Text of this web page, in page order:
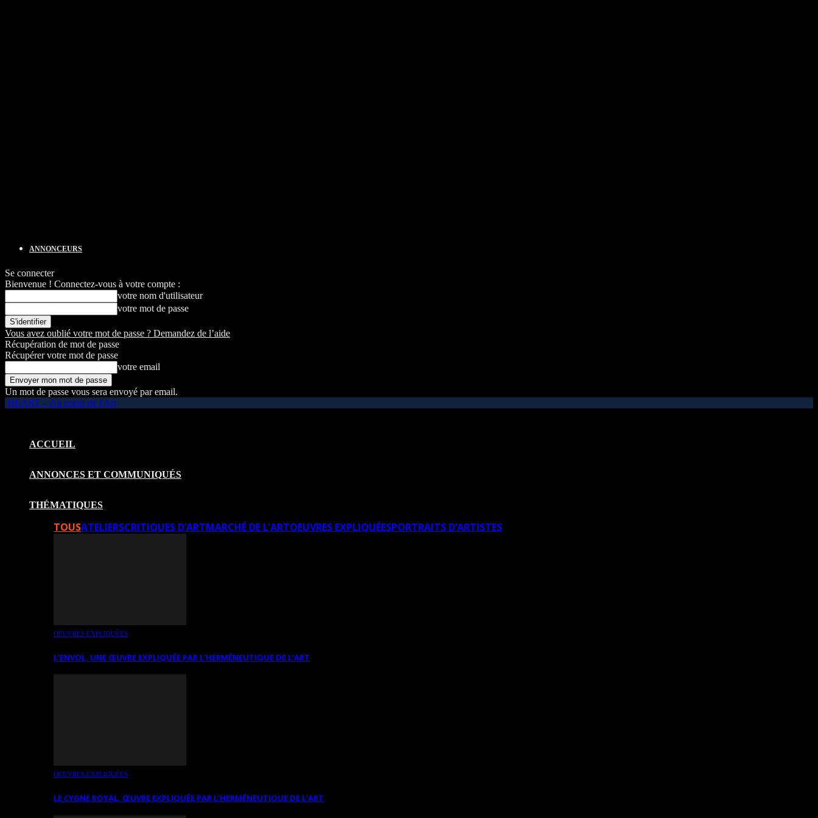
ANNONCEURS
Se connecter
Bienvenue ! Connectez-vous à votre compte :
votre nom d'utilisateur
votre mot de passe
Vous avez oublié votre mot de passe ? Demandez de l’aide
Récupération de mot de passe
Récupérer votre mot de passe
votre email
Un mot de passe vous sera envoyé par email.
HEART – Au coeur de l'Art
ACCUEIL
ANNONCES ET COMMUNIQUÉS
THÉMATIQUES
TOUSATELIERSCRITIQUES D’ARTMARCHÉ DE L’ARTOEUVRES EXPLIQUÉESPORTRAITS D’ARTISTES
OEUVRES EXPLIQUÉES
L’ENVOL, UNE ŒUVRE EXPLIQUÉE PAR L’HERMÉNEUTIQUE DE L’ART
OEUVRES EXPLIQUÉES
LE CYGNE ROYAL. ŒUVRE EXPLIQUÉE PAR L’HERMÉNEUTIQUE DE L’ART